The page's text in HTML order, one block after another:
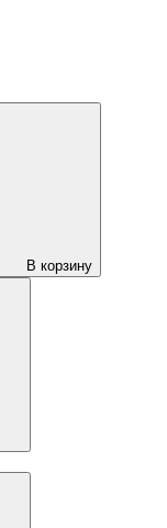
В корзину